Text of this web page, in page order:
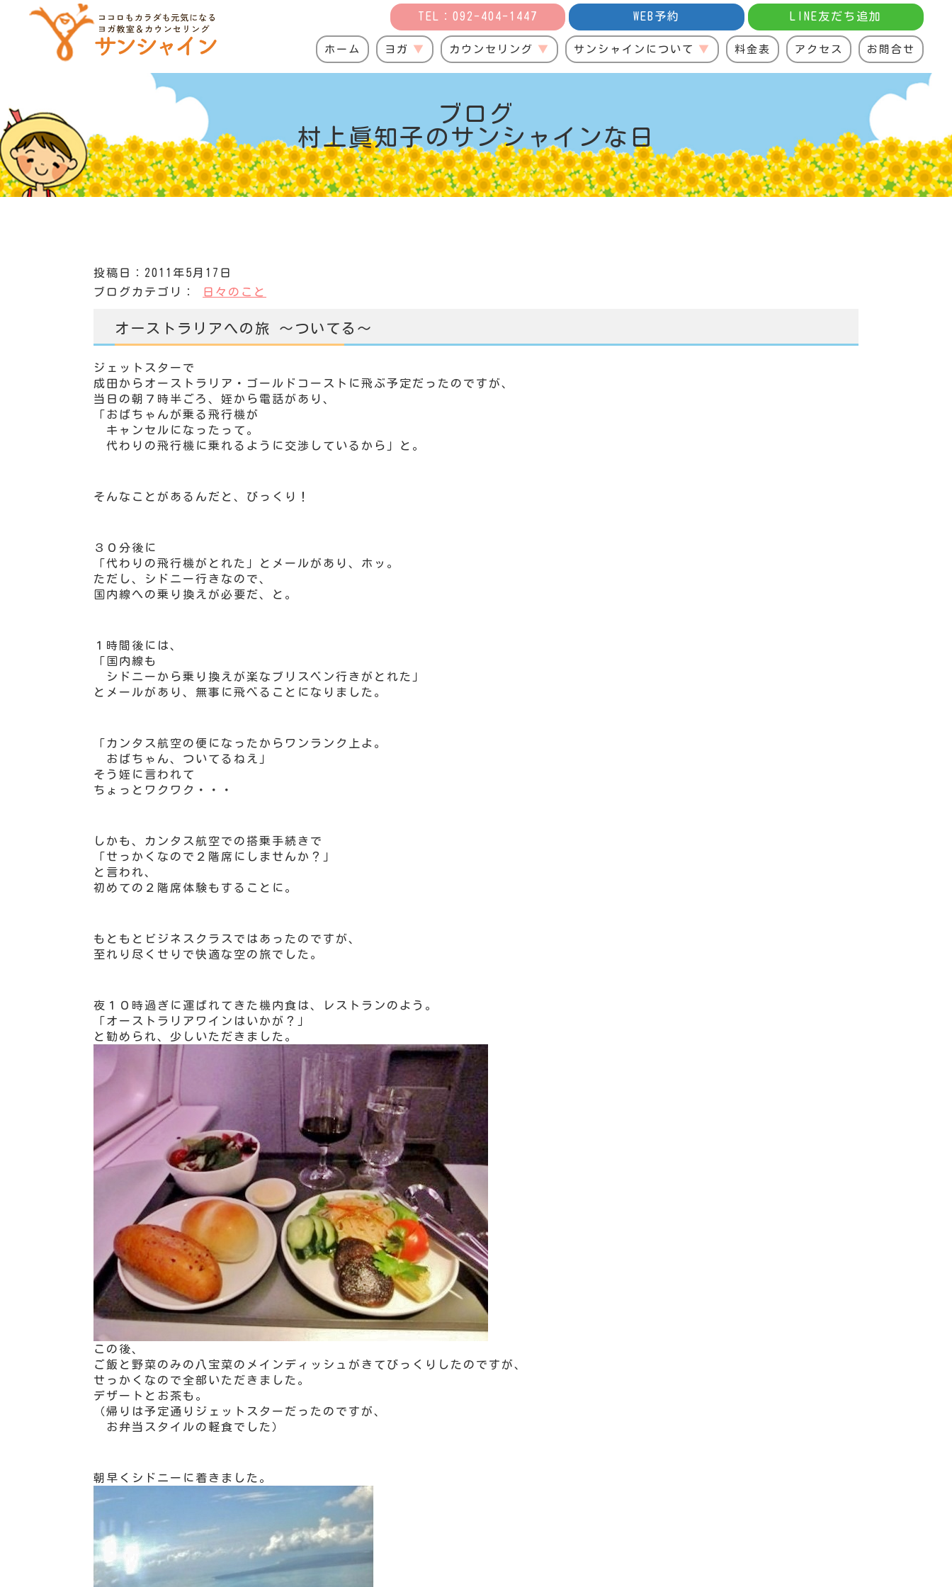
TEL：092-404-1447 WEB予約 LINE友だち追加
ホーム ヨガ カウンセリング サンシャインについて 料金表 アクセス お問合せ
ブログ
村上眞知子の サンシャインな日
投稿日：2011年5月17日
ブログカテゴリ：
日々のこと
オーストラリアへの旅 ～ついてる～
ジェットスターで
成田からオーストラリア・ゴールドコーストに飛ぶ予定だったのですが、
当日の朝７時半ごろ、姪から電話があり、
「おばちゃんが乗る飛行機が
キャンセルになったって。
代わりの飛行機に乗れるように交渉しているから」と。
そんなことがあるんだと、びっくり！
３０分後に
「代わりの飛行機がとれた」とメールがあり、ホッ。
ただし、シドニー行きなので、
国内線への乗り換えが必要だ、と。
１時間後には、
「国内線も
シドニーから乗り換えが楽なブリスベン行きがとれた」
とメールがあり、無事に飛べることになりました。
「カンタス航空の便になったからワンランク上よ。
おばちゃん、ついてるねえ」
そう姪に言われて
ちょっとワクワク・・・
しかも、カンタス航空での搭乗手続きで
「せっかくなので２階席にしませんか？」
と言われ、
初めての２階席体験もすることに。
もともとビジネスクラスではあったのですが、
至れり尽くせりで快適な空の旅でした。
夜１０時過ぎに運ばれてきた機内食は、レストランのよう。
「オーストラリアワインはいかが？」
と勧められ、少しいただきました。
この後、
ご飯と野菜のみの八宝菜のメインディッシュがきてびっくりしたのですが、
せっかくなので全部いただきました。
デザートとお茶も。
（帰りは予定通りジェットスターだったのですが、
お弁当スタイルの軽食でした）
朝早くシドニーに着きました。